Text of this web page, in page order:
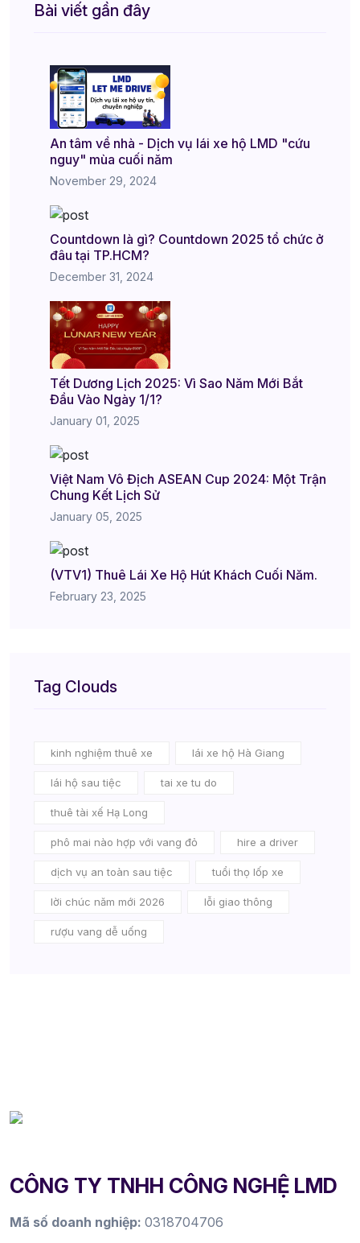
Bài viết gần đây
An tâm về nhà - Dịch vụ lái xe hộ LMD "cứu
nguy" mùa cuối năm
November 29, 2024
Countdown là gì? Countdown 2025 tổ chức ở
đâu tại TP.HCM?
December 31, 2024
Tết Dương Lịch 2025: Vì Sao Năm Mới Bắt
Đầu Vào Ngày 1/1?
January 01, 2025
Việt Nam Vô Địch ASEAN Cup 2024: Một Trận
Chung Kết Lịch Sử
January 05, 2025
(VTV1) Thuê Lái Xe Hộ Hút Khách Cuối Năm.
February 23, 2025
Tag Clouds
kinh nghiệm thuê xe lái xe hộ Hà Giang
lái hộ sau tiệc tai xe tu do
thuê tài xế Hạ Long
phô mai nào hợp với vang đỏ hire a driver
dịch vụ an toàn sau tiệc tuổi thọ lốp xe
lời chúc năm mới 2026 lỗi giao thông
rượu vang dễ uống
CÔNG TY TNHH CÔNG NGHỆ LMD
Mã số doanh nghiệp: 0318704706